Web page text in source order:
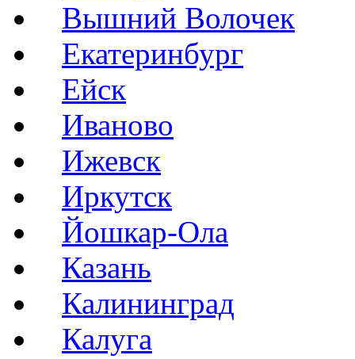
Вышний Волочек
Екатеринбург
Ейск
Иваново
Ижевск
Иркутск
Йошкар-Ола
Казань
Калининград
Калуга